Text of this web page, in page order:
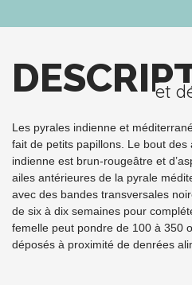
et
Les pyrales indienne et
fait de petits papillons. Le bout
indienne est brun-rougeâtre et
ailes antérieures de la pyrale
avec des bandes transversales
de six à dix semaines pour
femelle peut pondre de 100 à 350
déposés à proximité de denrées